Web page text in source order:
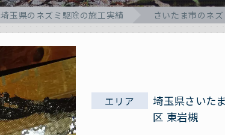
埼玉県のネズミ駆除の施工実績 さいたま市のネ
エリア
埼玉県さいた
区 東岩槻